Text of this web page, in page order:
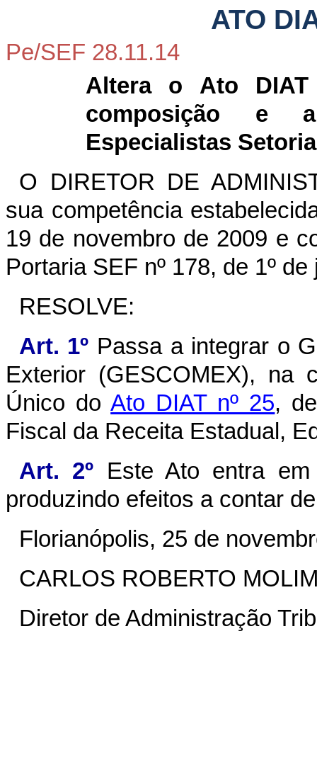
ATO
Pe/SEF 28.11.14
Altera o Ato
composição e
Especialistas
O DIRETOR DE
sua competência
19 de novembro de 2009 e
Portaria SEF nº 178, de 1º
RESOLVE:
Art. 1º Passa a integrar o
Exterior (GESCOMEX), na
Único doAto DIAT nº 25,
Fiscal da Receita Estadual,
Art. 2º Este Ato entra
produzindo efeitos a contar
Florianópolis, 25 de
CARLOS ROBERTO
Diretor de Administração